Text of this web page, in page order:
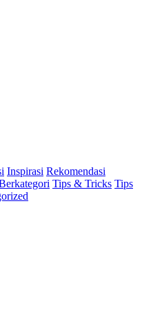
Inspirasi Rekomendasi
Tips & Tricks Tips